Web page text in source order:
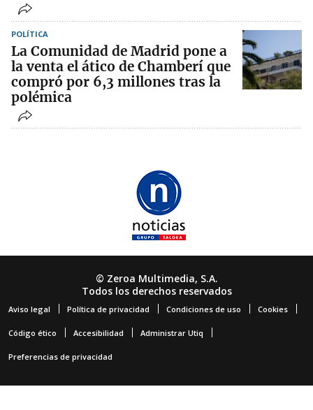
POLÍTICA
La Comunidad de Madrid pone a
la venta el ático de Chamberí que
compró por 6,3 millones tras la
polémica
© Zeroa Multimedia, S.A.
Todos los derechos reservados
Aviso legal Política de privacidad Condiciones de uso Cookies
Código ético Accesibilidad Administrar Utiq
Preferencias de privacidad